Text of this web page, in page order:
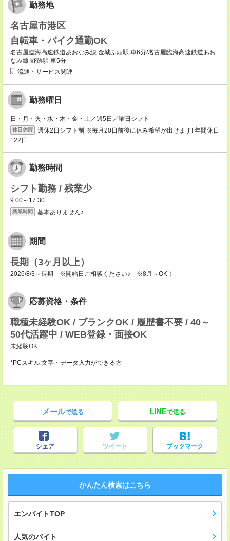
勤務地
名古屋市港区
自転車・バイク通勤OK
名古屋臨海高速鉄道あおなみ線 金城ふ頭駅 車6分/名古屋臨海高速鉄道あお
なみ線 野跡駅 車5分
流通・サービス関連
勤務曜日
日・月・火・水・木・金・土／週5日／曜日シフト
休日休暇
週休2日シフト制 ※毎月20日前後に休み希望が出せます! 年間休日
122日
勤務時間
シフト勤務 / 残業少
9:00～17:30
残業時間 基本ありません♪
期間
長期（3ヶ月以上）
2026/8/3～長期 ※開始日ご相談ください♪ ※8月～OK！
応募資格・条件
職種未経験OK / ブランクOK / 履歴書不要 / 40～
50代活躍中 / WEB登録・面接OK
未経験OK
*PCスキル:文字・データ入力ができる方
メールで送る LINEで送る
シェア ツイート ブックマーク
かんたん検索はこちら
エンバイトTOP
人気のバイト